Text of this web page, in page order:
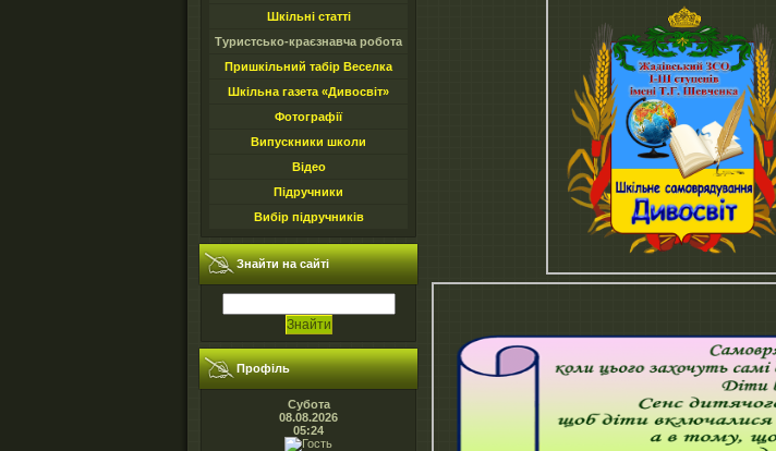
Шкільні статті
Туристсько-краєзнавча робота
Пришкільний табір Веселка
Шкільна газета «Дивосвіт»
Фотографії
Випускники школи
Відео
Підручники
Вибір підручників
Знайти на сайтi
Профiль
Субота
08.08.2026
05:24